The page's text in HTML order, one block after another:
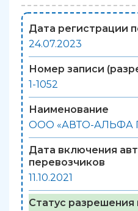
Дата регистрации
24.07.2023
Номер записи
1-1052
Наименование
ООО «АВТО-АЛЬФА
Дата включения
перевозчиков
11.10.2021
Статус разрешения